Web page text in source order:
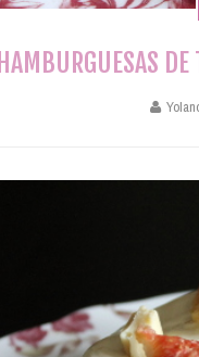
HAMBURGUESAS